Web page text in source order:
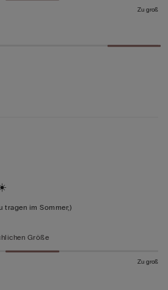
Zu groß
tragen im Sommer;)
Größe
Zu groß